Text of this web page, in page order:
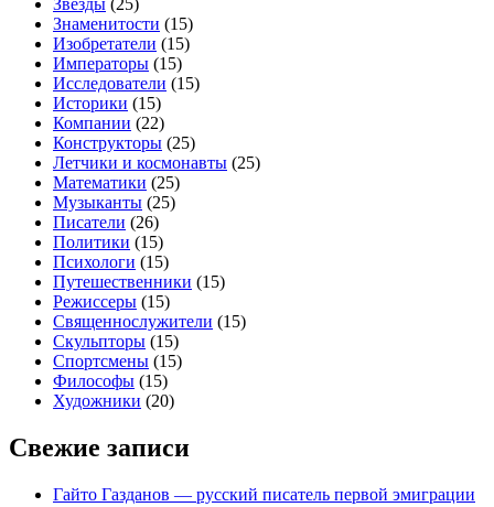
Звезды (25)
Знаменитости (15)
Изобретатели (15)
Императоры (15)
Исследователи (15)
Историки (15)
Компании (22)
Конструкторы (25)
Летчики и космонавты (25)
Математики (25)
Музыканты (25)
Писатели (26)
Политики (15)
Психологи (15)
Путешественники (15)
Режиссеры (15)
Священнослужители (15)
Скульпторы (15)
Спортсмены (15)
Философы (15)
Художники (20)
Свежие записи
Гайто Газданов — русский писатель первой эмиграции